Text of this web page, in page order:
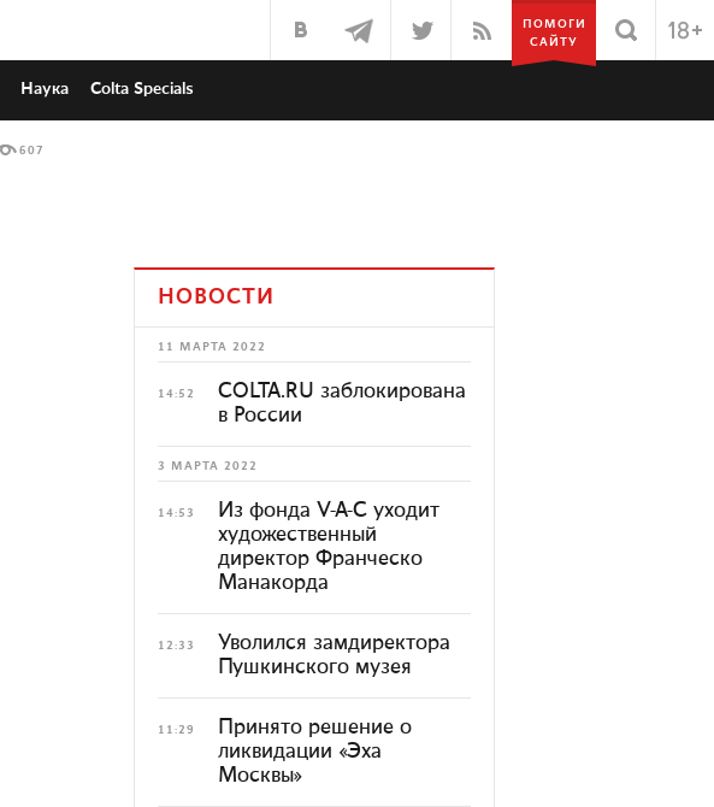
ПОМОГИ
САЙТУ
Наука Colta Specials
607
НОВОСТИ
11 МАРТА 2022
14:52
COLTA.RU заблокирована
в России
3 МАРТА 2022
14:53
Из фонда V-A-C уходит
художественный
директор Франческо
Манакорда
12:33
Уволился замдиректора
Пушкинского музея
11:29
Принято решение о
ликвидации «Эха
Москвы»